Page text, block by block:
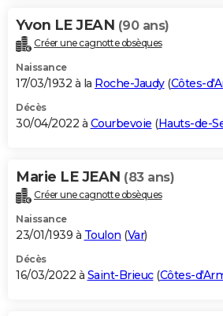
Yvon LE JEAN (90 ans)
Créer une cagnotte obsèques
Naissance
17/03/1932 à la Roche-Jaudy(Côtes-
Décès
30/04/2022 à Courbevoie (Hauts-de-
Marie LE JEAN (83 ans)
Créer une cagnotte obsèques
Naissance
23/01/1939 à Toulon (Var)
Décès
16/03/2022 à Saint-Brieuc(Côtes-